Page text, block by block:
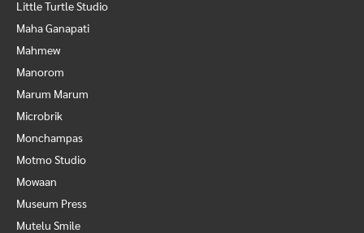
Little Turtle Studio
Maha Ganapati
Mahmew
Manorom
Marum Marum
Microbrik
Monchampas
Motmo Studio
Mowaan
Museum Press
Mutelu Smile